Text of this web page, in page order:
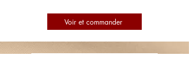
Voir et commander